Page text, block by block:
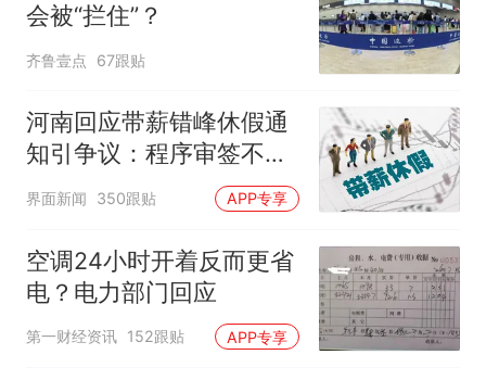
会被“拦住”？
齐鲁壹点 67跟贴
河南回应带薪错峰休假通
知引争议：程序审签不规
范，待修改后予以印发
界面新闻 350跟贴 APP专享
空调24小时开着反而更省
电？电力部门回应
第一财经资讯 152跟贴 APP专享